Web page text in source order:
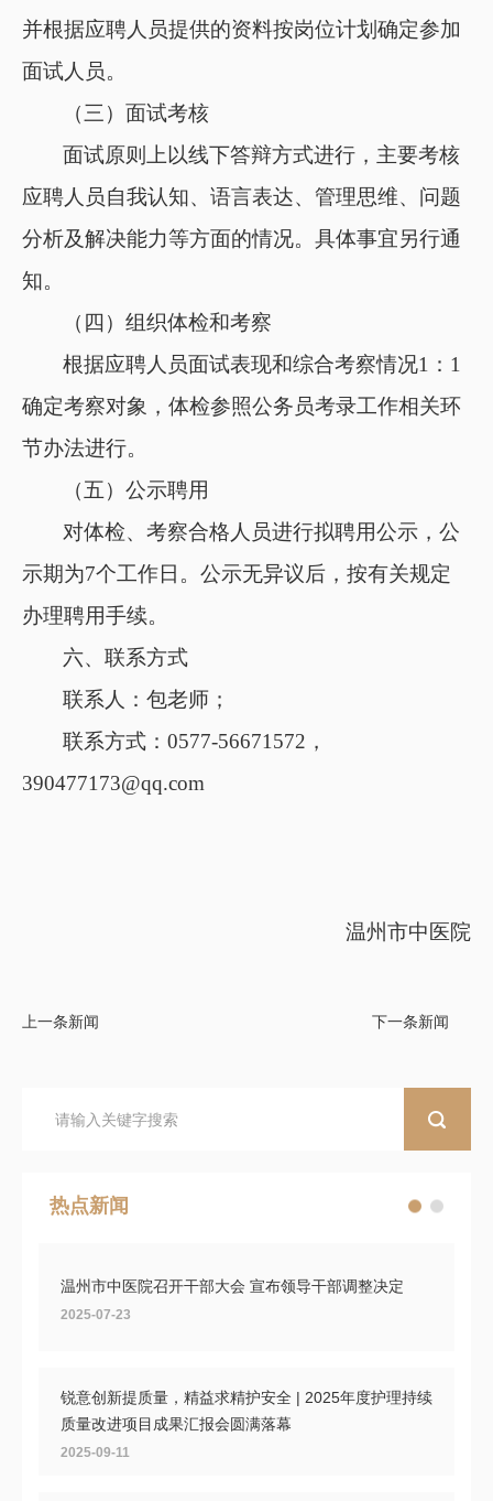
并根据应聘人员提供的资料按岗位计划确定参加
面试人员。
（三）面试考核
面试原则上以线下答辩方式进行，主要考核
应聘人员自我认知、语言表达、管理思维、问题
分析及解决能力等方面的情况。具体事宜另行通
知。
（四）组织体检和考察
根据应聘人员面试表现和综合考察情况1 ： 1
确定考察对象，体检参照公务员考录工作相关环
节办法进行。
（五）公示聘用
对体检、考察合格人员进行拟聘用公示，公
示期为7个工作日。公示无异议后，按有关规定
办理聘用手续。
六、联系方式
联系人：包老师；
联系方式：0577-56671572，
390477173@qq.com
温州市中医院
上一条新闻 下一条新闻
热点新闻
温州市中医院召开干部大会 宣布领导干部调整决定
2025-07-23
锐意创新提质量，精益求精护安全 | 2025年度护理持续
质量改进项目成果汇报会圆满落幕
2025-09-11